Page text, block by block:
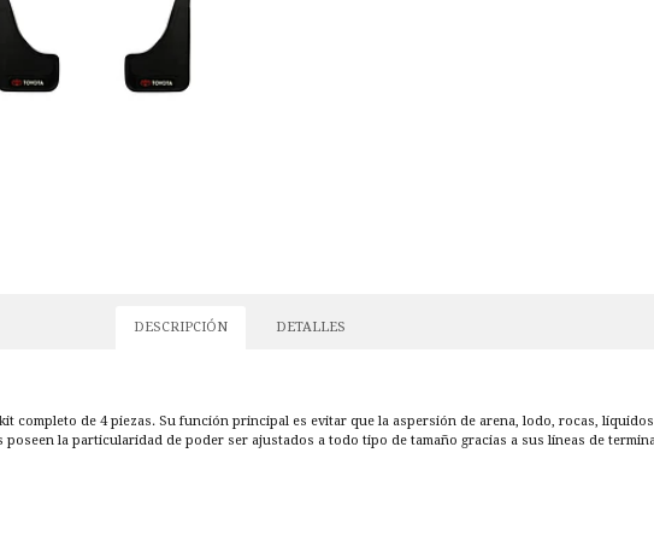
DESCRIPCIÓN DETALLES
completo de 4 piezas. Su función principal es evitar que la aspersión de arena, lodo, rocas,
la particularidad de poder ser ajustados a todo tipo de tamaño gracias a sus líneas de